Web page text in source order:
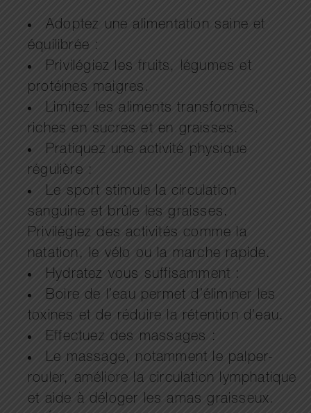
Adoptez une alimentation saine et
équilibrée :
Privilégiez les fruits, légumes et
protéines maigres.
Limitez les aliments transformés,
riches en sucres et en graisses.
Pratiquez une activité physique
régulière :
Le sport stimule la circulation
sanguine et brûle les graisses.
Privilégiez des activités comme la
natation, le vélo ou la marche rapide.
Hydratez vous suffisamment :
Boire de l’eau permet d’éliminer les
toxines et de réduire la rétention d’eau.
Effectuez des massages :
Le massage, notamment le palper-
rouler, améliore la circulation lymphatique
et aide à déloger les amas graisseux.